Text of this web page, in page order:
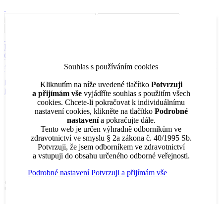
Kariérní poradenství
O nás
AKADEMIE
DENTAL BAZAR DENTAL JOBS
TV
DentalJobs.czmenu search
Přihlásit
Inzerce
Pro inzerenty
Upozornění na nové pozice
Kariérní poradenství
Stránka nebyla nalezena!
Souhlas s používáním cookies
Kliknutím na níže uvedené tlačítko Potvrzuji
a přijímám vše vyjádříte souhlas s použitím všech
cookies. Chcete-li pokračovat k individuálnímu
nastavení cookies, klikněte na tlačítkoPodrobné
nastavenía pokračujte dále.
Tento web je určen výhradně odborníkům ve
zdravotnictví ve smyslu § 2a zákona č. 40/1995 Sb.
Potvrzuji, že jsem odborníkem ve zdravotnictví
a vstupuji do obsahu určeného odborné veřejnosti.
Podrobné nastavení Potvrzuji a přijímám vše